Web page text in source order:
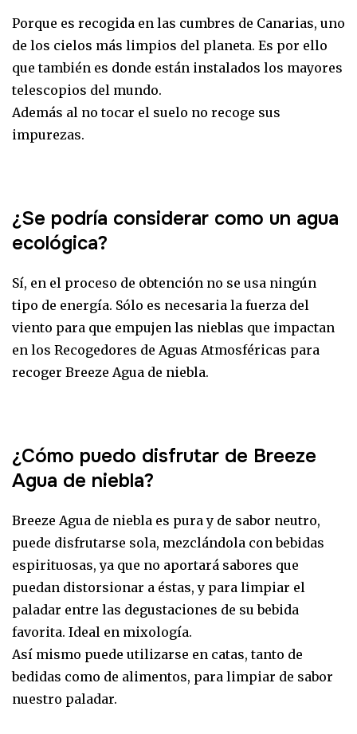
Porque es recogida en las cumbres de Canarias, uno
de los cielos más limpios del planeta. Es por ello
que también es donde están instalados los mayores
telescopios del mundo.
Además al no tocar el suelo no recoge sus
impurezas.
¿Se podría considerar como un agua
ecológica?
Sí, en el proceso de obtención no se usa ningún
tipo de energía. Sólo es necesaria la fuerza del
viento para que empujen las nieblas que impactan
en los Recogedores de Aguas Atmosféricas para
recoger Breeze Agua de niebla.
¿Cómo puedo disfrutar de Breeze
Agua de niebla?
Breeze Agua de niebla es pura y de sabor neutro,
puede disfrutarse sola, mezclándola con bebidas
espirituosas, ya que no aportará sabores que
puedan distorsionar a éstas, y para limpiar el
paladar entre las degustaciones de su bebida
favorita. Ideal en mixología.
Así mismo puede utilizarse en catas, tanto de
bedidas como de alimentos, para limpiar de sabor
nuestro paladar.